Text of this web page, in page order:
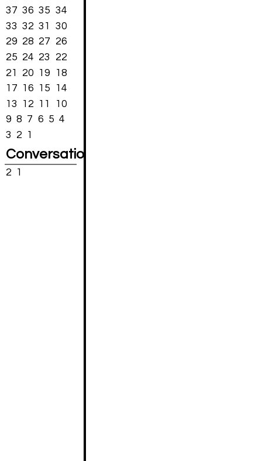
37 36 35 34
33 32 31
30
29 28 27
26
25 24 23
22
21
20 19
18
17
16 15
14
13
12 11
10
9 8 7 6 5 4
3
2 1
Conversations
2 1